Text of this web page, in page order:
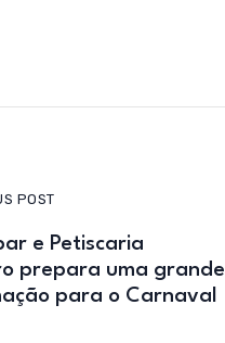
POST
e Petiscaria
prepara uma grande
para o Carnaval